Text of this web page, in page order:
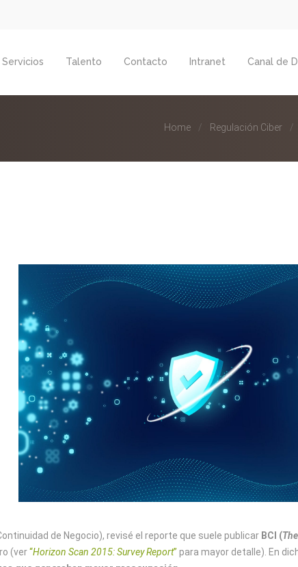
Servicios Talento Contacto Intranet Canal de
Home Regulación Ciber
de Negocio), revisé el reporte que suele publicar BCI (
(ver“Horizon Scan 2015: Survey Report” para mayor detalle). En